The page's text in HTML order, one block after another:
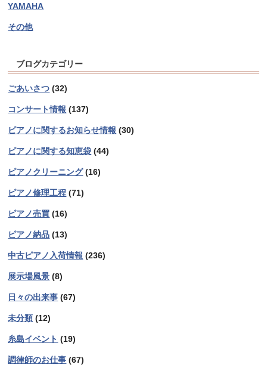
YAMAHA
その他
ブログカテゴリー
ごあいさつ (32)
コンサート情報 (137)
ピアノに関するお知らせ情報 (30)
ピアノに関する知恵袋 (44)
ピアノクリーニング(16)
ピアノ修理工程 (71)
ピアノ売買 (16)
ピアノ納品 (13)
中古ピアノ入荷情報 (236)
展示場風景 (8)
日々の出来事 (67)
未分類 (12)
糸島イベント (19)
調律師のお仕事 (67)